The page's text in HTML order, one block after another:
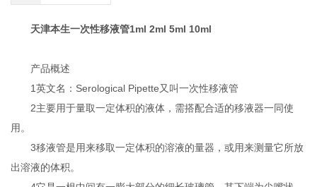
天津本生一次性移液管1ml 2ml 5ml 10ml
产品概述
1英文名：Serological Pipette又叫一次性移液管
2主要用于量取一定体积的液体，需搭配合适的移液器一同使
用。
3移液管是用来移取一定体积的溶液的量器，或用来测量它所放
出溶液的体积。